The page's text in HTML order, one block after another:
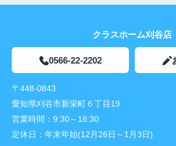
クラスホーム刈谷店
0566-22-2202
〒448-0843
愛知県刈谷市新栄町６丁目19
営業時間： 9:30～18:30
定休日： 年末年始(12月26日～1月3日)